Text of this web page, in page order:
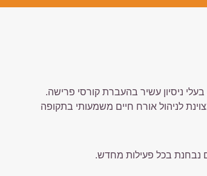
בעלי ניסיון עשיר בהעברת קורסי פרישה.
לניהול אורח חיים משמעותי בתקופה
נבחנת בכל פעילות מחדש.